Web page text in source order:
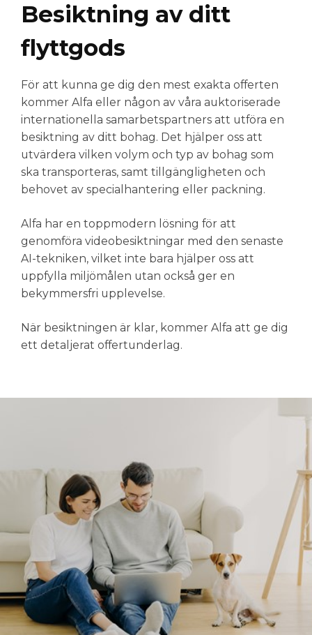
Besiktning av ditt
flyttgods
För att kunna ge dig den mest exakta offerten
kommer Alfa eller någon av våra auktoriserade
internationella samarbetspartners att utföra en
besiktning av ditt bohag. Det hjälper oss att
utvärdera vilken volym och typ av bohag som
ska transporteras, samt tillgängligheten och
behovet av specialhantering eller packning.
Alfa har en toppmodern lösning för att
genomföra videobesiktningar med den senaste
AI-tekniken, vilket inte bara hjälper oss att
uppfylla miljömålen utan också ger en
bekymmersfri upplevelse.
När besiktningen är klar, kommer Alfa att ge dig
ett detaljerat offertunderlag.